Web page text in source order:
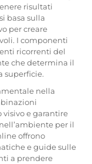
risultati
basa sulla
per creare
I componenti
ricorrenti del
che determina il
superficie.
nella
visivo e garantire
per il
offrono
e guide sulle
a prendere